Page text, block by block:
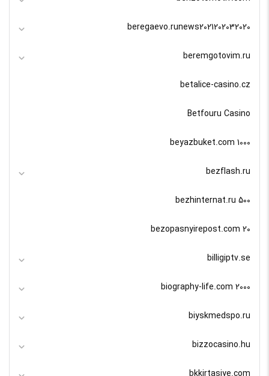
beregaevo.runews2021202032020
beremgotovim.ru
betalice-casino.cz
Betfouru Casino
beyazbuket.com 1000
bezflash.ru
bezhinternat.ru 500
bezopasnyirepost.com 20
billigiptv.se
biography-life.com 2000
biyskmedspo.ru
bizzocasino.hu